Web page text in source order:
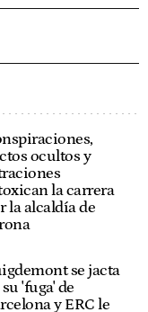
ocultos y
la carrera
la alcaldía de
se jacta
'fuga' de
y ERC le